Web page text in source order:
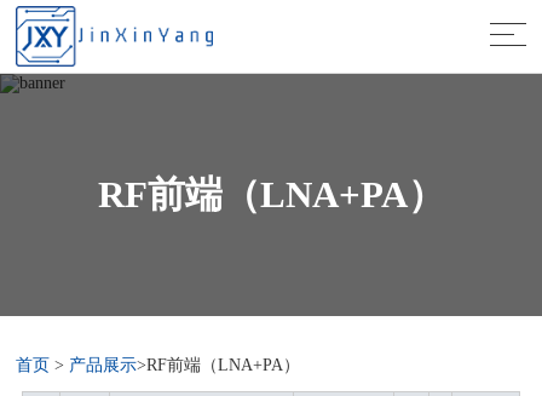
RF前端（LNA+PA）
首页 > 产品展示>RF前端（LNA+PA）